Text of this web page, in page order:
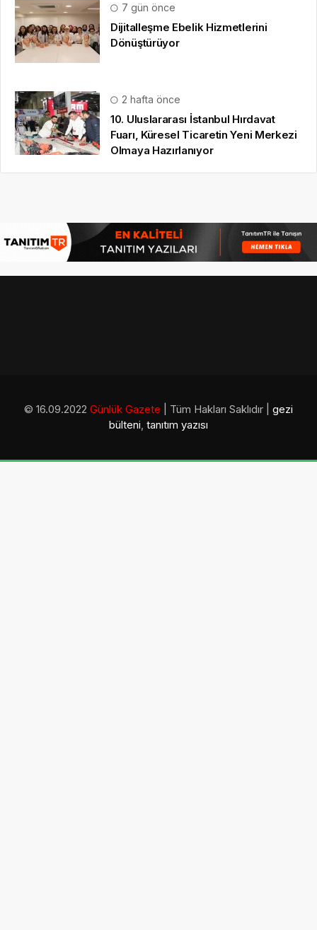
7 gün önce
Dijitalleşme Ebelik Hizmetlerini
Dönüştürüyor
2 hafta önce
10. Uluslararası İstanbul Hırdavat
Fuarı, Küresel Ticaretin Yeni Merkezi
Olmaya Hazırlanıyor
© 16.09.2022 Günlük Gazete | Tüm Hakları Saklıdır | gezi
bülteni, tanıtım yazısı